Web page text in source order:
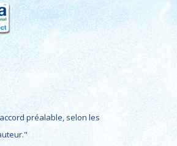
préalable, selon les